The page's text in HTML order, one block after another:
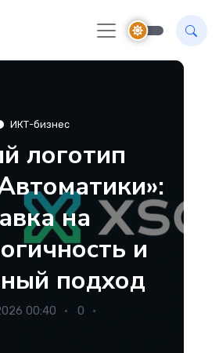
ИКТ-бизнес
логотип
на
и
подход
00:40 0